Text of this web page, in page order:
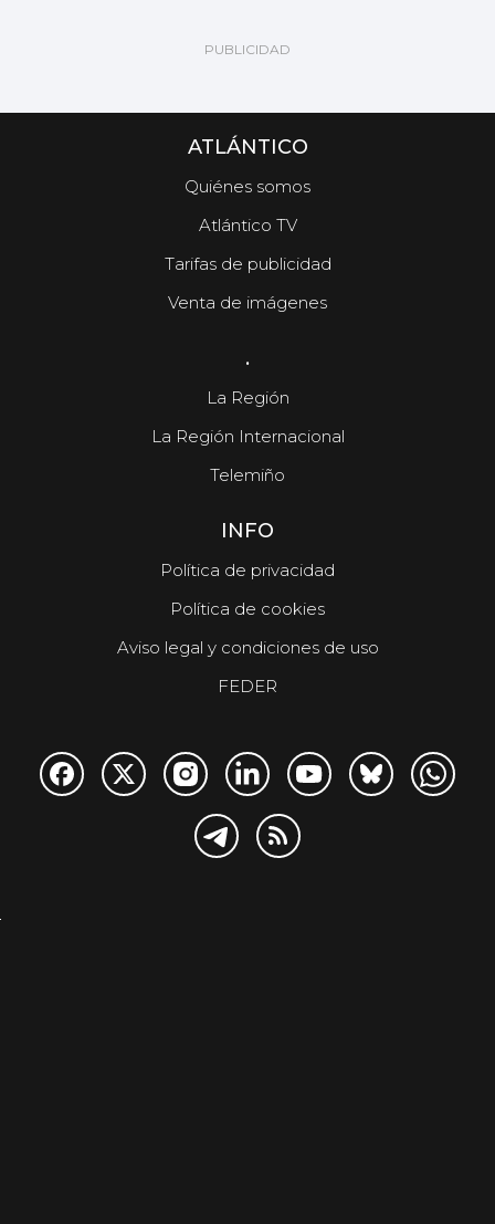
ATLÁNTICO
Quiénes somos
Atlántico TV
Tarifas de publicidad
Venta de imágenes
.
La Región
La Región Internacional
Telemiño
INFO
Política de privacidad
Política de cookies
Aviso legal y condiciones de uso
FEDER